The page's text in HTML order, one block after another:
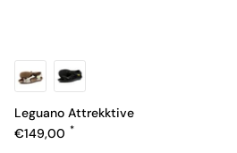
Leguano Attrekktive
Normaler Preis
€149,00